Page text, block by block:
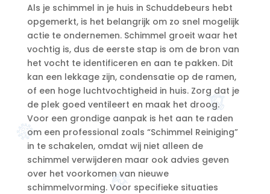
Als je schimmel in je huis in Schuddebeurs hebt
opgemerkt, is het belangrijk om zo snel mogelijk
actie te ondernemen.​ Schimmel groeit waar het
vochtig is, dus de eerste stap is om de bron van
het vocht te identificeren en aan te pakken.​ Dit
kan een lekkage zijn, condensatie op de ramen,
of een hoge luchtvochtigheid in huis.​ Zorg dat je
de plek goed ventileert en maak het droog.​
Voor een grondige aanpak is het aan te raden
om een professional zoals “Schimmel Reiniging”
in te schakelen, omdat wij niet alleen de
schimmel verwijderen maar ook advies geven
over het voorkomen van nieuwe
schimmelvorming.​ Voor specifieke situaties